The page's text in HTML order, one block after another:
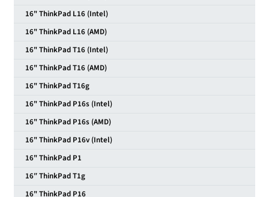
16" ThinkPad L16 (Intel)
16" ThinkPad L16 (AMD)
16" ThinkPad T16 (Intel)
16" ThinkPad T16 (AMD)
16" ThinkPad T16g
16" ThinkPad P16s (Intel)
16" ThinkPad P16s (AMD)
16" ThinkPad P16v (Intel)
16" ThinkPad P1
16″ ThinkPad T1g
16" ThinkPad P16